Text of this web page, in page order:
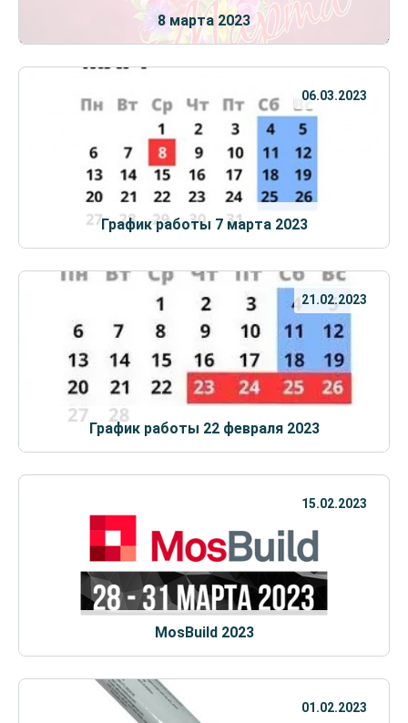
8 марта 2023
06.03.2023
График работы 7 марта 2023
21.02.2023
График работы 22 февраля 2023
15.02.2023
MosBuild 2023
01.02.2023